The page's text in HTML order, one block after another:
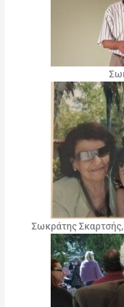
Σωκράτης Σκαρτσής,